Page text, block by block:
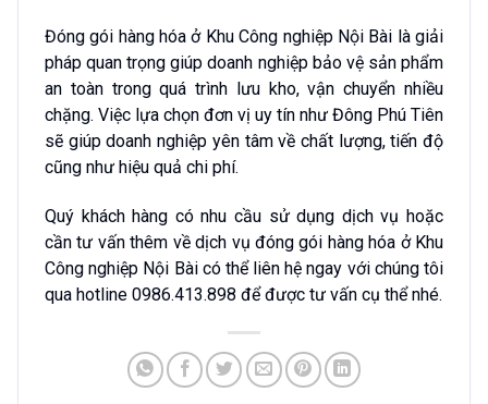
Đóng gói hàng hóa ở Khu Công nghiệp Nội Bài là giải
pháp quan trọng giúp doanh nghiệp bảo vệ sản phẩm
an toàn trong quá trình lưu kho, vận chuyển nhiều
chặng. Việc lựa chọn đơn vị uy tín như Đông Phú Tiên
sẽ giúp doanh nghiệp yên tâm về chất lượng, tiến độ
cũng như hiệu quả chi phí.
Quý khách hàng có nhu cầu sử dụng dịch vụ hoặc
cần tư vấn thêm về dịch vụ đóng gói hàng hóa ở Khu
Công nghiệp Nội Bài có thể liên hệ ngay với chúng tôi
qua hotline 0986.413.898 để được tư vấn cụ thể nhé.